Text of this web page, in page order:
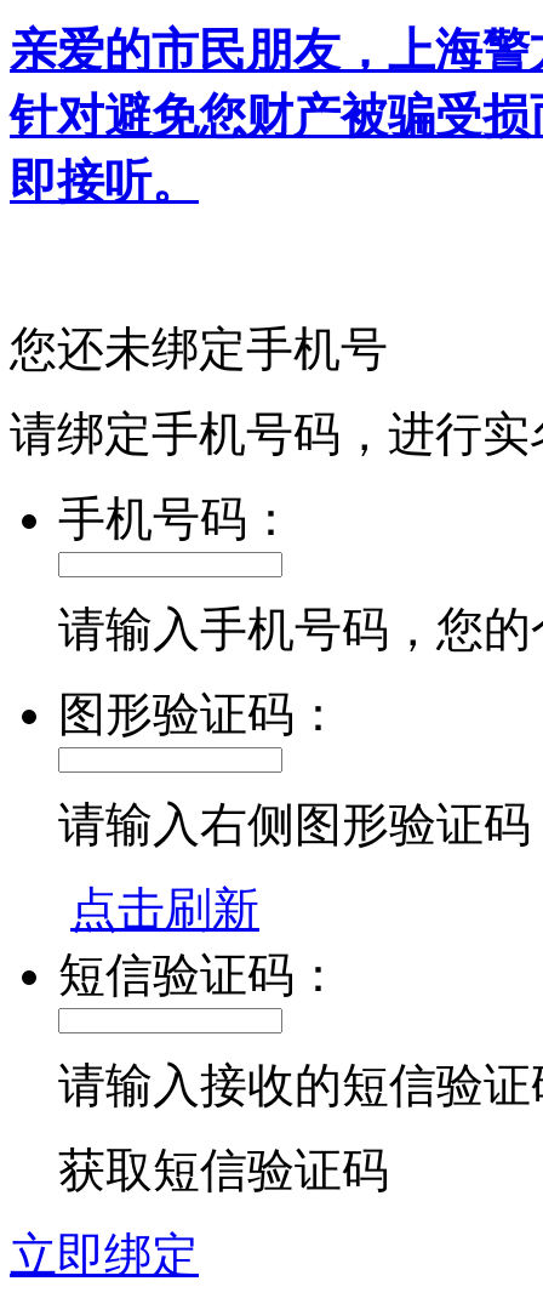
亲爱的市民朋友，上海
针对避免您财产被骗受
即接听。
您还未绑定手机号
请绑定手机号码，进行
手机号码：
请输入手机号码，您
图形验证码：
请输入右侧图形验证码
点击刷新
短信验证码：
请输入接收的短信验证
获取短信验证码
立即绑定